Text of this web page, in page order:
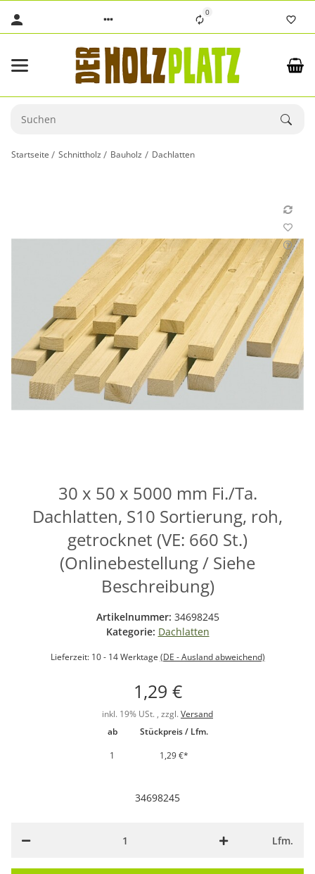
0
Startseite Schnittholz Bauholz Dachlatten
30 x 50 x 5000 mm Fi./Ta.
Dachlatten, S10 Sortierung, roh,
getrocknet (VE: 660 St.)
(Onlinebestellung / Siehe
Beschreibung)
Artikelnummer: 34698245
Kategorie: Dachlatten
Lieferzeit: 10 - 14 Werktage (DE - Ausland abweichend)
1,29 €
inkl. 19% USt. , zzgl. Versand
ab
Stückpreis / Lfm.
1
1,29 €*
34698245
Lfm.